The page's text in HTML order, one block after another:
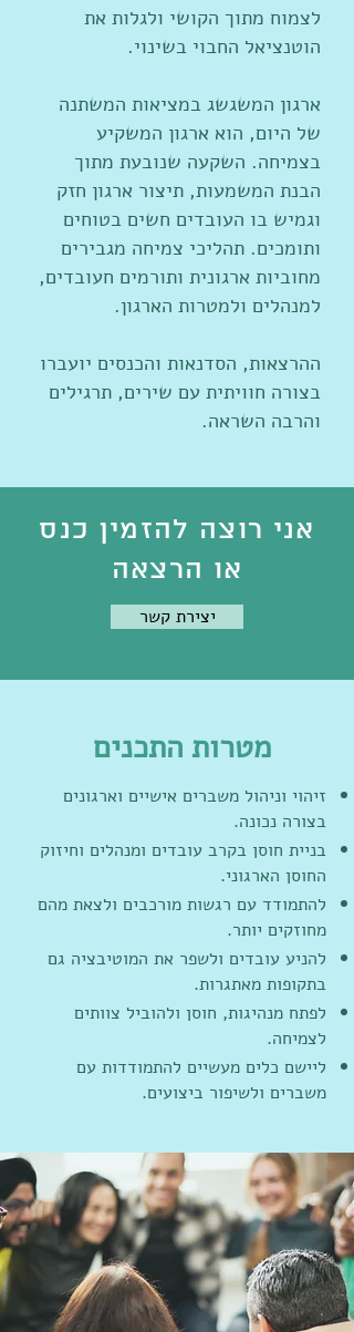
לצמוח מתוך הקושי ולגלות את
הוטנציאל החבוי בשינוי.
ארגון המשגשג במציאות המשתנה
של היום, הוא ארגון המשקיע
בצמיחה. השקעה שנובעת מתוך
הבנת המשמעות, תיצור ארגון חזק
וגמיש בו העובדים חשים בטוחים
ותומכים. תהליכי צמיחה מגבירים
מחוביות ארגונית ותורמים חעובדים,
למנהלים ולמטרות הארגון.
ההרצאות, הסדנאות והכנסים יועברו
בצורה חוויתית עם שירים, תרגילים
והרבה השראה.
אני רוצה להזמין כנס
או הרצאה
יצירת קשר
מטרות התכנים
זיהוי וניהול משברים אישיים וארגונים
בצורה נכונה.
בניית חוסן בקרב עובדים ומנהלים וחיזוק
החוסן הארגוני.
להתמודד עם רגשות מורכבים ולצאת מהם
מחוזקים יותר.
להניע עובדים ולשפר את המוטיבציה גם
בתקופות מאתגרות.
לפתח מנהיגות, חוסן ולהוביל צוותים
לצמיחה.
ליישם כלים מעשיים להתמודדות עם
משברים ולשיפור ביצועים.